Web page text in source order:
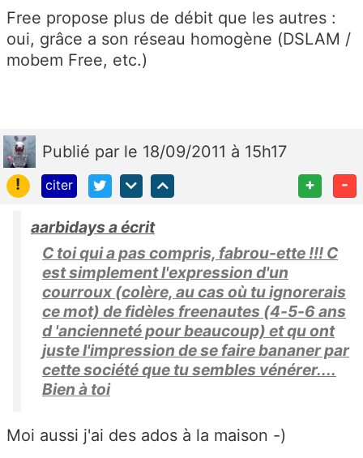
Free propose plus de débit que les autres :
oui, grâce a son réseau homogène (DSLAM /
mobem Free, etc.)
Publié par le 18/09/2011 à 15h17
!
citer + -
aarbidays a écrit
C toi qui a pas compris, fabrou-ette !!! C
est simplement l'expression d'un
courroux (colère, au cas où tu ignorerais
ce mot) de fidèles freenautes (4-5-6 ans
d 'ancienneté pour beaucoup) et qu ont
juste l'impression de se faire bananer par
cette société que tu sembles vénérer....
Bien à toi
Moi aussi j'ai des ados à la maison -)